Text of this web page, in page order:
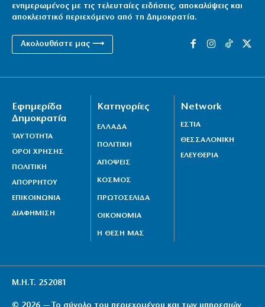
ενημερωμένος με τις τελευταίες ειδήσεις, αποκαλύψεις και
αποκλειστικό περιεχόμενο από τη Δημοκρατία.
Ακολουθήστε μας ⟶
Εφημερίδα
Δημοκρατία
ΤΑΥΤΟΤΗΤΑ
ΟΡΟΙ ΧΡΗΣΗΣ
ΠΟΛΙΤΙΚΗ
ΑΠΟΡΡΗΤΟΥ
ΕΠΙΚΟΙΝΩΝΙΑ
ΔΙΑΦΗΜΙΣΗ
Κατηγορίες
ΕΛΛΑΔΑ
ΠΟΛΙΤΙΚΗ
ΑΠΟΨΕΙΣ
ΚΟΣΜΟΣ
ΠΡΩΤΟΣΕΛΙΔΑ
ΟΙΚΟΝΟΜΙΑ
Η ΘΕΣΗ ΜΑΣ
Network
ΕΣΤΙΑ
ΘΕΣΣΑΛΟΝΙΚΗ
ΕΛΕΥΘΕΡΙΑ
Μ.Η.Τ. 252081